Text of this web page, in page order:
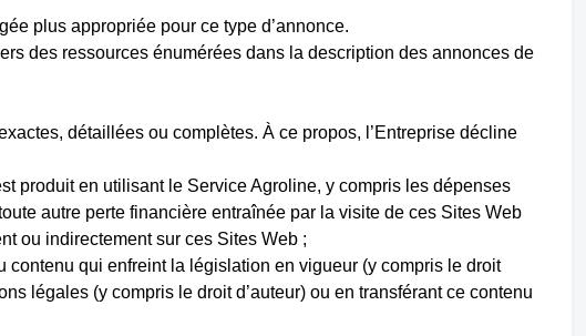
plus appropriée pour ce type d’annonce.
des ressources énumérées dans la description des annonces de
détaillées ou complètes. À ce propos, l’Entreprise décline
produit en utilisant le Service Agroline, y compris les dépenses
e autre perte financière entraînée par la visite de ces Sites Web
ou indirectement sur ces Sites Web ;
contenu qui enfreint la législation en vigueur (y compris le droit
légales (y compris le droit d’auteur) ou en transférant ce contenu